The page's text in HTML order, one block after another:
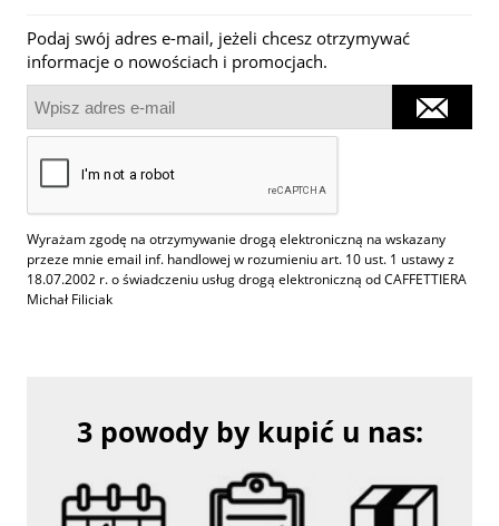
Podaj swój adres e-mail, jeżeli chcesz otrzymywać
informacje o nowościach i promocjach.
Wyrażam zgodę na otrzymywanie drogą elektroniczną na wskazany
przeze mnie email inf. handlowej w rozumieniu art. 10 ust. 1 ustawy z
18.07.2002 r. o świadczeniu usług drogą elektroniczną od CAFFETTIERA
Michał Filiciak
3 powody by kupić u nas: